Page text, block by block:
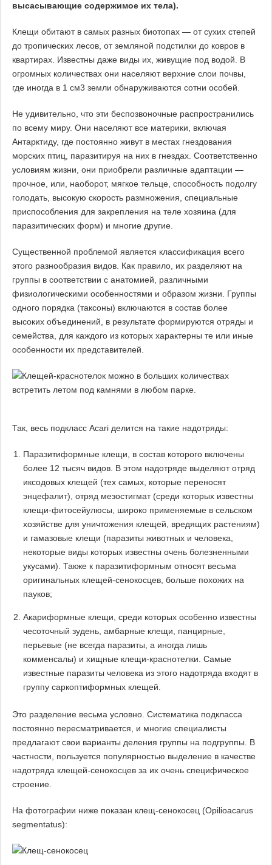
высасывающие содержимое их тела).
Клещи обитают в самых разных биотопах — от сухих степей
до тропических лесов, от земляной подстилки до ковров в
квартирах. Известны даже виды их, живущие под водой. В
огромных количествах они населяют верхние слои почвы,
где иногда в 1 см3 земли обнаруживаются сотни особей.
Не удивительно, что эти беспозвоночные распространились
по всему миру. Они населяют все материки, включая
Антарктиду, где постоянно живут в местах гнездования
морских птиц, паразитируя на них в гнездах. Соответственно
условиям жизни, они приобрели различные адаптации —
прочное, или, наоборот, мягкое тельце, способность подолгу
голодать, высокую скорость размножения, специальные
приспособления для закрепления на теле хозяина (для
паразитических форм) и многие другие.
Существенной проблемой является классификация всего
этого разнообразия видов. Как правило, их разделяют на
группы в соответствии с анатомией, различными
физиологическими особенностями и образом жизни. Группы
одного порядка (таксоны) включаются в состав более
высоких объединений, в результате формируются отряды и
семейства, для каждого из которых характерны те или иные
особенности их представителей.
Так, весь подкласс Acari делится на такие надотряды:
Паразитиформные клещи, в состав которого включены
более 12 тысяч видов. В этом надотряде выделяют отряд
иксодовых клещей (тех самых, которые переносят
энцефалит), отряд мезостигмат (среди которых известны
клещи-фитосейулюсы, широко применяемые в сельском
хозяйстве для уничтожения клещей, вредящих растениям)
и гамазовые клещи (паразиты животных и человека,
некоторые виды которых известны очень болезненными
укусами). Также к паразитиформным относят весьма
оригинальных клещей-сенокосцев, больше похожих на
пауков;
Акариформные клещи, среди которых особенно известны
чесоточный зудень, амбарные клещи, панцирные,
перьевые (не всегда паразиты, а иногда лишь
комменсалы) и хищные клещи-краснотелки. Самые
известные паразиты человека из этого надотряда входят в
группу саркоптиформных клещей.
Это разделение весьма условно. Систематика подкласса
постоянно пересматривается, и многие специалисты
предлагают свои варианты деления группы на подгруппы. В
частности, пользуется популярностью выделение в качестве
надотряда клещей-сенокосцев за их очень специфическое
строение.
На фотографии ниже показан клещ-сенокосец (Opilioacarus
segmentatus):